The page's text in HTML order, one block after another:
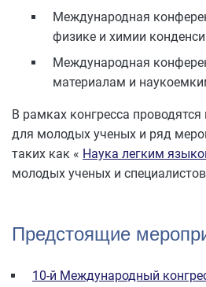
Международная
физике и химии
Международная
материалам и
В рамках конгресса
для молодых ученых и ряд
таких как « Наука легким
молодых ученых и
Предстоящие
10-й Международный